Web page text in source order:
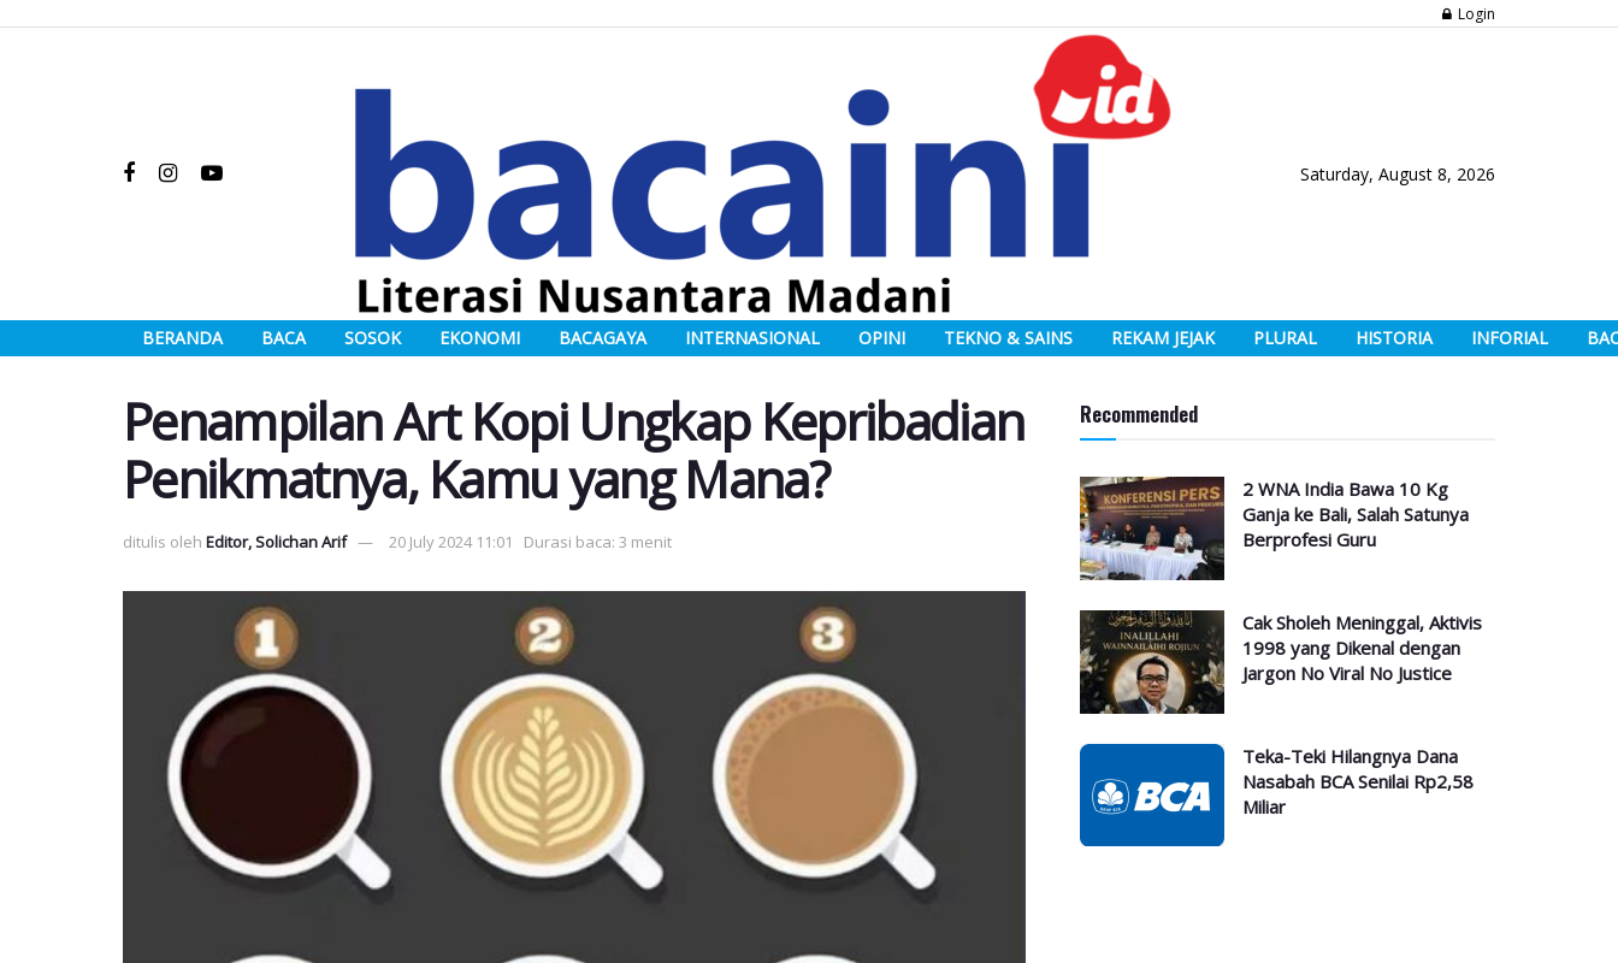
Login
Saturday, August 8, 2026
BERANDA BACA SOSOK EKONOMI BACAGAYA INTERNASIONAL OPINI TEKNO & SAINS REKAM JEJAK PLURAL HISTORIA INFORIAL
Penampilan Art Kopi Ungkap Kepribadian
Penikmatnya, Kamu yang Mana?
ditulis oleh Editor, Solichan Arif 20 July 2024 11:01 Durasi baca: 3 menit
Recommended
2 WNA India Bawa 10 Kg
Ganja ke Bali, Salah Satunya
Berprofesi Guru
Cak Sholeh Meninggal, Aktivis
1998 yang Dikenal dengan
Jargon No Viral No Justice
Teka-Teki Hilangnya Dana
Nasabah BCA Senilai Rp2,58
Miliar